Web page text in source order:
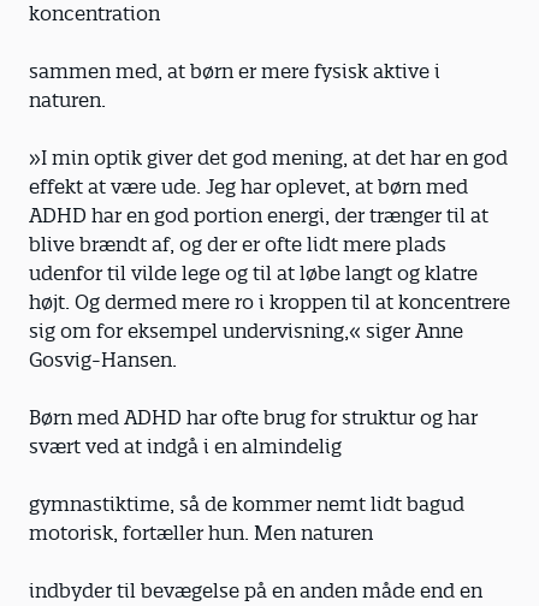
koncentration
sammen med, at børn er mere fysisk aktive i
naturen.
»I min optik giver det god mening, at det har en god
effekt at være ude. Jeg har oplevet, at børn med
ADHD har en god portion energi, der trænger til at
blive brændt af, og der er ofte lidt mere plads
udenfor til vilde lege og til at løbe langt og klatre
højt. Og dermed mere ro i kroppen til at koncentrere
sig om for eksempel undervisning,« siger Anne
Gosvig-Hansen.
Børn med ADHD har ofte brug for struktur og har
svært ved at indgå i en almindelig
gymnastiktime, så de kommer nemt lidt bagud
motorisk, fortæller hun. Men naturen
indbyder til bevægelse på en anden måde end en